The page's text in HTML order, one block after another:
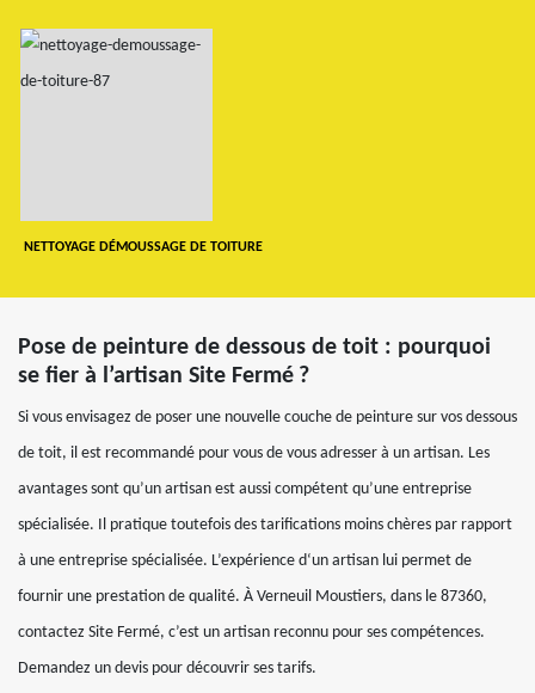
NETTOYAGE DÉMOUSSAGE DE TOITURE
Pose de peinture de dessous de toit : pourquoi
se fier à l’artisan Site Fermé ?
Si vous envisagez de poser une nouvelle couche de peinture sur vos dessous
de toit, il est recommandé pour vous de vous adresser à un artisan. Les
avantages sont qu’un artisan est aussi compétent qu’une entreprise
spécialisée. Il pratique toutefois des tarifications moins chères par rapport
à une entreprise spécialisée. L’expérience d‘un artisan lui permet de
fournir une prestation de qualité. À Verneuil Moustiers, dans le 87360,
contactez Site Fermé, c’est un artisan reconnu pour ses compétences.
Demandez un devis pour découvrir ses tarifs.